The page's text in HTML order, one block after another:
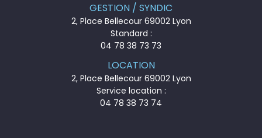
GESTION / SYNDIC
2, Place Bellecour 69002 Lyon
Standard :
04 78 38 73 73
LOCATION
2, Place Bellecour 69002 Lyon
Service location :
04 78 38 73 74